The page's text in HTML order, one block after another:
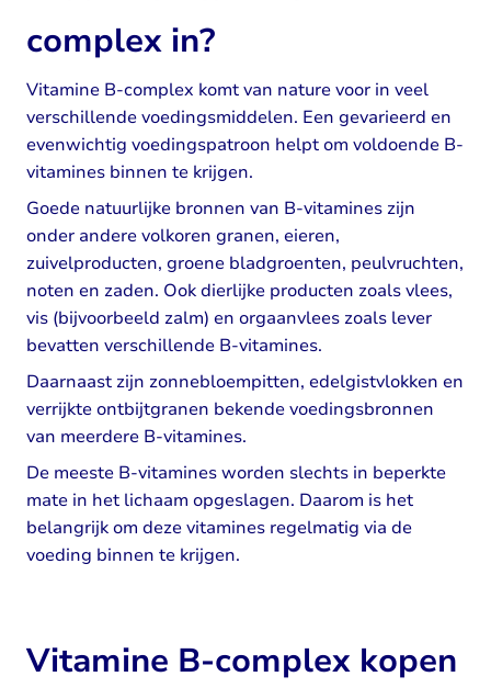
complex in?
Vitamine B-complex komt van nature voor in veel
verschillende voedingsmiddelen. Een gevarieerd en
evenwichtig voedingspatroon helpt om voldoende B-
vitamines binnen te krijgen.
Goede natuurlijke bronnen van B-vitamines zijn
onder andere volkoren granen, eieren,
zuivelproducten, groene bladgroenten, peulvruchten,
noten en zaden. Ook dierlijke producten zoals vlees,
vis (bijvoorbeeld zalm) en orgaanvlees zoals lever
bevatten verschillende B-vitamines.
Daarnaast zijn zonnebloempitten, edelgistvlokken en
verrijkte ontbijtgranen bekende voedingsbronnen
van meerdere B-vitamines.
De meeste B-vitamines worden slechts in beperkte
mate in het lichaam opgeslagen. Daarom is het
belangrijk om deze vitamines regelmatig via de
voeding binnen te krijgen.
Vitamine B-complex kopen